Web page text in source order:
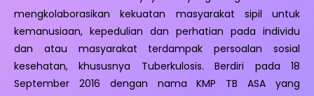
mengkolaborasikan kekuatan masyarakat sipil untuk
kemanusiaan, kepedulian dan perhatian pada individu
dan atau masyarakat terdampak persoalan sosial
kesehatan, khususnya Tuberkulosis. Berdiri pada 18
September 2016 dengan nama KMP TB ASA yang